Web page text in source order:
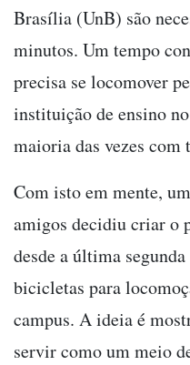
Brasília (UnB) são
minutos. Um tempo
precisa se locomover
instituição de ensino
maioria das vezes com
Com isto em mente,
amigos decidiu criar o
desde a última
bicicletas para
campus. A ideia é
servir como um meio